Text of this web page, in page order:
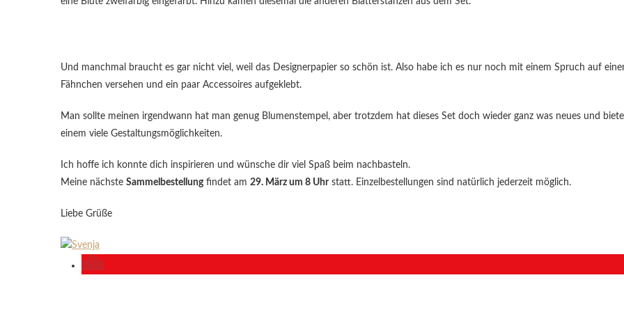
Und manchmal braucht es gar nicht viel, weil das Designerpapier so schön ist. Also habe ich es nur noch mit einem Spruch auf
Fähnchen versehen und ein paar Accessoires aufgeklebt.
Man sollte meinen irgendwann hat man genug Blumenstempel, aber trotzdem hat dieses Set doch wieder ganz was neues und
einem viele Gestaltungsmöglichkeiten.
Ich hoffe ich konnte dich inspirieren und wünsche dir viel Spaß beim nachbasteln.
Meine nächste Sammelbestellungfindet am 29. März um 8 Uhrstatt. Einzelbestellungen sind natürlich jederzeit möglich.
Liebe Grüße